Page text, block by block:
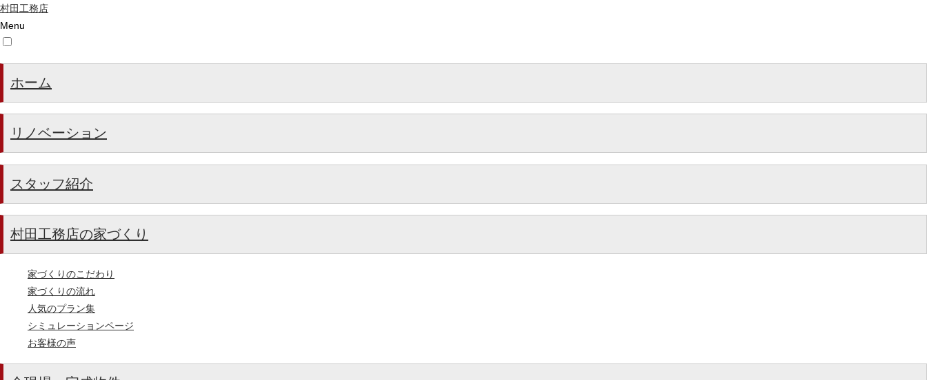
村田工務店
Menu
ホーム
リノベーション
スタッフ紹介
村田工務店の家づくり
家づくりのこだわり
家づくりの流れ
人気のプラン集
シミュレーションページ
お客様の声